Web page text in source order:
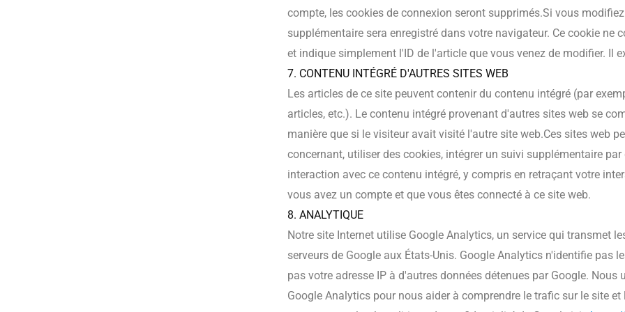
compte, les cookies de connexion seront supprimés.Si vous
supplémentaire sera enregistré dans votre navigateur. Ce cookie ne
et indique simplement l'ID de l'article que vous venez de modifier. Il
7. CONTENU INTÉGRÉ D'AUTRES SITES WEB
Les articles de ce site peuvent contenir du contenu intégré (par
articles, etc.). Le contenu intégré provenant d'autres sites web se
manière que si le visiteur avait visité l'autre site web.Ces sites web
concernant, utiliser des cookies, intégrer un suivi supplémentaire
interaction avec ce contenu intégré, y compris en retraçant votre
vous avez un compte et que vous êtes connecté à ce site web.
8. ANALYTIQUE
Notre site Internet utilise Google Analytics, un service qui transmet
serveurs de Google aux États-Unis. Google Analytics n'identifie pas
pas votre adresse IP à d'autres données détenues par Google.
Google Analytics pour nous aider à comprendre le trafic sur le site